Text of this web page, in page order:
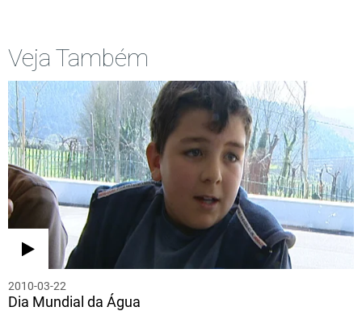
Veja Também
2010-03-22
Dia Mundial da Água